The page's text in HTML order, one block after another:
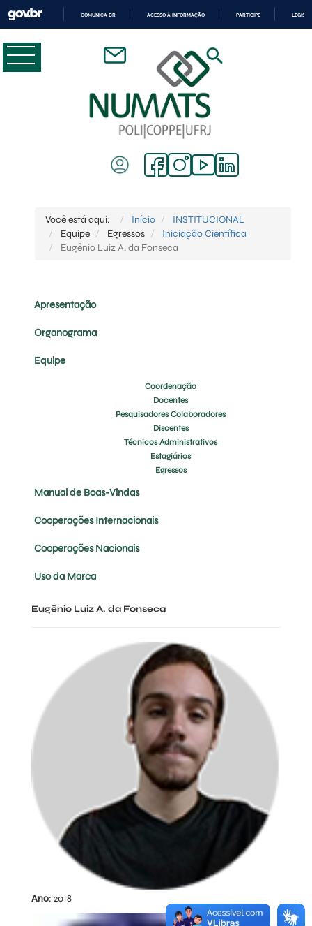
CONTEÚDO
COMUNICA BR ACESSO À INFORMAÇÃO PARTICIPE
Você está aqui: Início
INSTITUCIONAL
Equipe
Egressos
Iniciação Científica
Eugênio Luiz A. da Fonseca
Apresentação
Organograma
Equipe
Coordenação
Docentes
Pesquisadores Colaboradores
Discentes
Técnicos Administrativos
Estagiários
Egressos
Manual de Boas-Vindas
Cooperações Internacionais
Cooperações Nacionais
Uso da Marca
Eugênio Luiz A. da Fonseca
Ano: 2018